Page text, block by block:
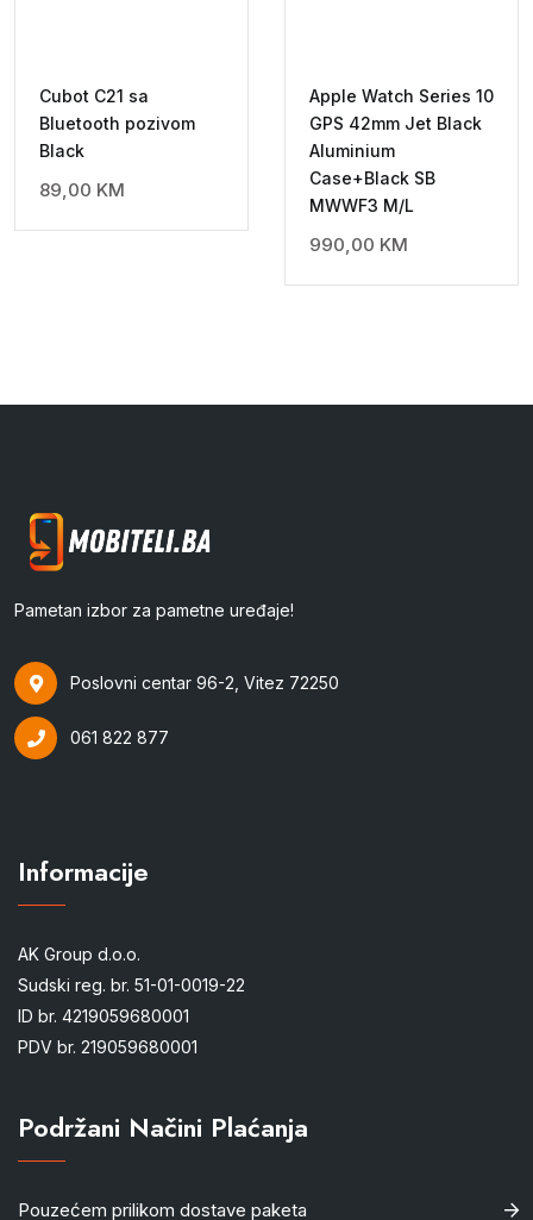
Cubot C21 sa
Bluetooth pozivom
Black
89,00 KM
Apple Watch Series 10
GPS 42mm Jet Black
Aluminium
Case+Black SB
MWWF3 M/L
990,00 KM
Pametan izbor za pametne uređaje!
Poslovni centar 96-2, Vitez 72250
061 822 877
Informacije
AK Group d.o.o.
Sudski reg. br. 51-01-0019-22
ID br. 4219059680001
PDV br. 219059680001
Podržani Načini Plaćanja
Pouzećem prilikom dostave paketa